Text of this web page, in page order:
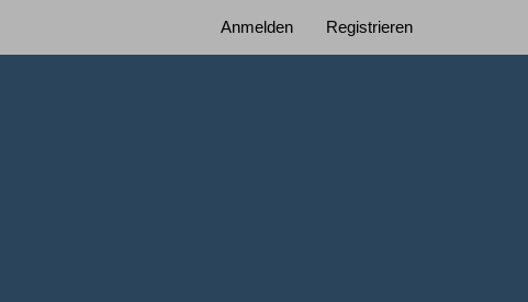
Anmelden Registrieren